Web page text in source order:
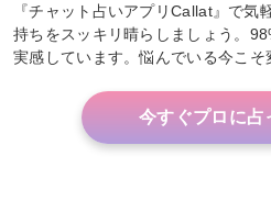
『チャット占いアプリCallat』で
持ちをスッキリ晴らしましょう。
実感しています。悩んでいる今こそ
今すぐプロに占